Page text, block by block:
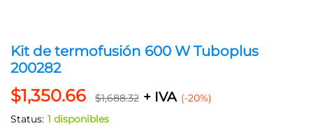
Kit de termofusión 600 W Tuboplus
200282
$1,350.66 $1,688.32 + IVA (-20%)
Status: 1 disponibles